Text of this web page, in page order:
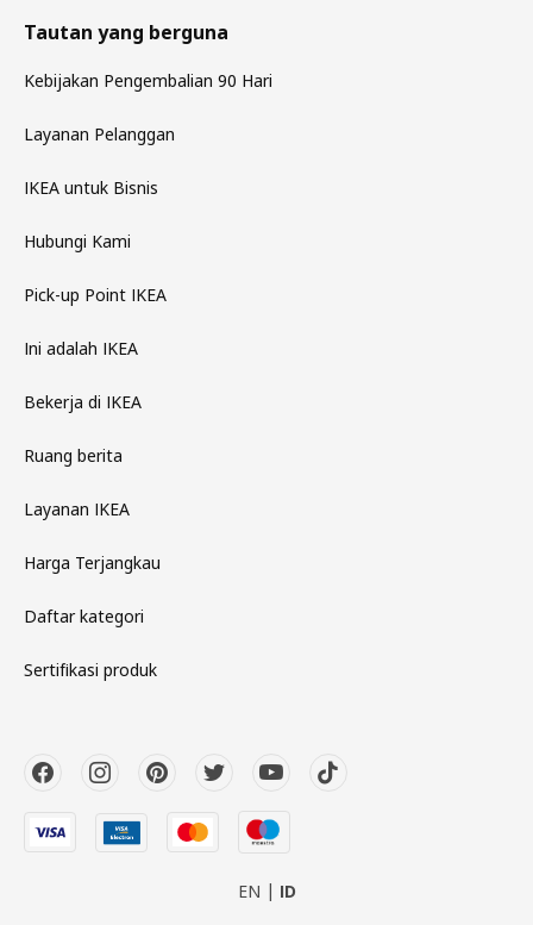
Tautan yang berguna
Kebijakan Pengembalian 90 Hari
Layanan Pelanggan
IKEA untuk Bisnis
Hubungi Kami
Pick-up Point IKEA
Ini adalah IKEA
Bekerja di IKEA
Ruang berita
Layanan IKEA
Harga Terjangkau
Daftar kategori
Sertifikasi produk
EN ID